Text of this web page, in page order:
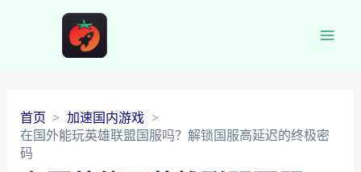
首页
加速国内游戏
在国外能玩英雄联盟国服吗？解锁国服高延迟的终极密
码